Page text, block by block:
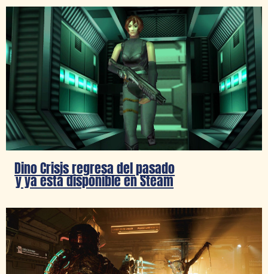
Dino Crisis regresa del pasado
y ya está disponible en Steam